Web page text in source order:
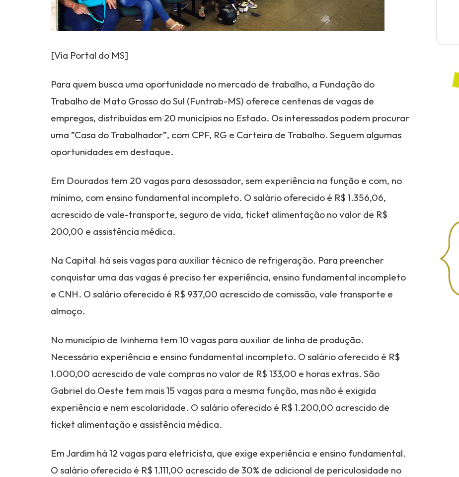
[Via Portal do MS]
Para quem busca uma oportunidade no mercado de trabalho, a Fundação do
Trabalho de Mato Grosso do Sul (Funtrab-MS) oferece centenas de vagas de
empregos, distribuídas em 20 municípios no Estado. Os interessados podem procurar
uma ”Casa do Trabalhador”, com CPF, RG e Carteira de Trabalho. Seguem algumas
oportunidades em destaque.
Em Dourados tem 20 vagas para desossador, sem experiência na função e com, no
mínimo, com ensino fundamental incompleto. O salário oferecido é R$ 1.356,06,
acrescido de vale-transporte, seguro de vida, ticket alimentação no valor de R$
200,00 e assistência médica.
Na Capital há seis vagas para auxiliar técnico de refrigeração. Para preencher
conquistar uma das vagas é preciso ter experiência, ensino fundamental incompleto
e CNH. O salário oferecido é R$ 937,00 acrescido de comissão, vale transporte e
almoço.
No município de Ivinhema tem 10 vagas para auxiliar de linha de produção.
Necessário experiência e ensino fundamental incompleto. O salário oferecido é R$
1.000,00 acrescido de vale compras no valor de R$ 133,00 e horas extras. São
Gabriel do Oeste tem mais 15 vagas para a mesma função, mas não é exigida
experiência e nem escolaridade. O salário oferecido é R$ 1.200,00 acrescido de
ticket alimentação e assistência médica.
Em Jardim há 12 vagas para eletricista, que exige experiência e ensino fundamental.
O salário oferecido é R$ 1.111,00 acrescido de 30% de adicional de periculosidade no